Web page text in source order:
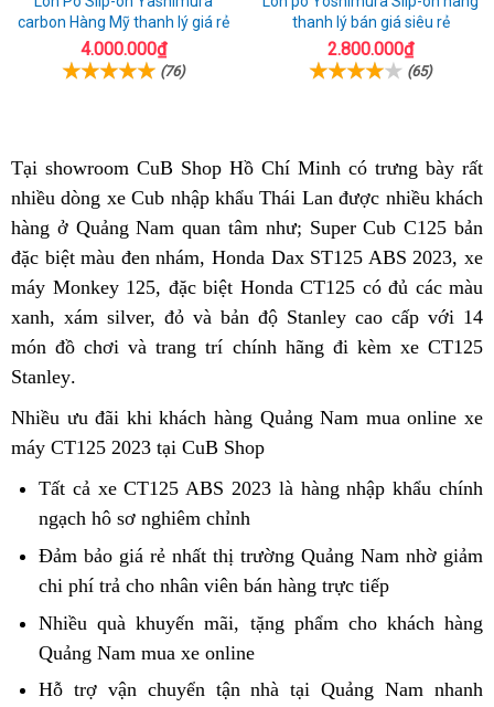
carbon Hàng Mỹ thanh lý giá rẻ
4.000.000₫
(76)
thanh lý bán giá siêu rẻ
2.800.000₫
(65)
Tại showroom CuB Shop Hồ Chí Minh thương
hiệu
có trưng bày
ABS
Nam
nhập
khẩu
rất
nhiều dòng xe Cub giá
sỉ
nhập khẩu Thái Lantặng
quà
lưu
niệm
được nhiều khách
hàng ở Quảng Nam quan tâm Đài
Loan
Honda
CT125
ABS
Quảng
Nam
bao
như; đại
lý
bán
CT125
ABS
Quảng
tín
Super Cub C125 bản
đặc biệt màu đen nhám, xách
tay
Honda Dax ST125 ABS 2023, qua
app
xe
máy Monkey 125, xe
xài
lướt
đặc biệt Honda CT125 có đủ các màu
xanh, kiềm
tra
tổng
xám silver, đỏ và bản độ Stanley cao cấp mua
sắm
Honda
CT125
Quảng
bao
với 14
món đồ chơi và trang trí chính hãng nơi
đi kèm xe CT125
Stanleysử
dụng
.
Nhiều ưu đãi shop
khi khách hàng Quảng Nam mua online xe
máy CT125 2023 tại CuB Shop
Tất cảĐịa
chỉ
mua
xế
Honda
CT125
ABS
xe CT125 ABS 2023 giá
tranh
là hàng nhập khẩu chính
ngạch hô sơ nghiêm chỉnh
rẻ
Đảm bảo chất
lượng
giá rẻ đại
lý
bán
nhất thị trường Quảng Nam nhờ bình
giảm
chi phí trả cho nhân viên bán hàng trực tiếp
trả
Nhiều quà khuyến mãi, bán
trả
góp
tặng phẩm có
mua
Honda
ABS
cho khách hàng
Quảng Nam mua xe online
dỏm
Hỗ trợ vận chuyểnđại
tận nhà đẹp
tại Quảng Nam nhanh